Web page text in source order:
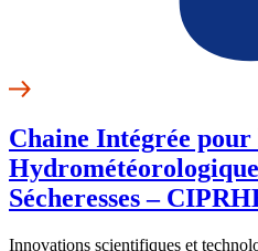
Chaine Intégrée pour
Sécheresses –
Innovations scientifiques et